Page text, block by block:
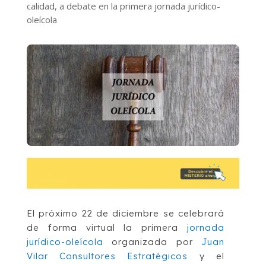
calidad, a debate en la primera jornada jurídico-
oleícola
El próximo 22 de diciembre se celebrará
de forma virtual la primerajornada
jurídico-oleícola organizada por Juan
Vilar Consultores Estratégicos
y el